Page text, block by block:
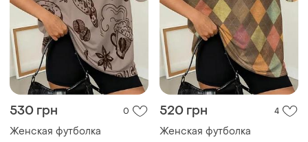
530 грн 0
Женская футболка
520 грн 4
Женская футболка